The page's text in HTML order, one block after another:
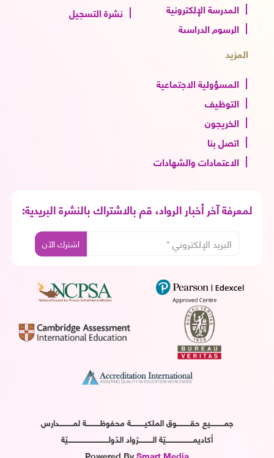
المدرسة الإلكترونية
الرسوم الدراسية
نشرة التسجيل
المزيد
المسؤولية الاجتماعية
التوظيف
الخريجون
اتصل بنا
الاعتمادات والشهادات
لمعرفة آخر أخبار الرواد، قم بالاشتراك بالنشرة البريدية:
جمـــــــــــيع حقـــــــــــوق الملكيـــــــــــة محفوظـــــــــــة لمـــــــــــدارس
أكاديمــــــــــــــــــــــيّة الـــــــــــرّواد الدّولـــــــــــــــــــــــــــــــــيّة